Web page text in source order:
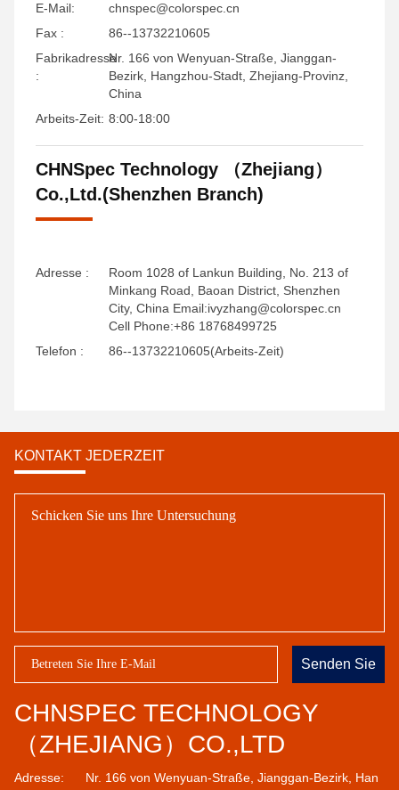
E-Mail:
chnspec@colorspec.cn
Fax :
86--13732210605
Fabrikadresse
:
Nr. 166 von Wenyuan-Straße, Jianggan-
Bezirk, Hangzhou-Stadt, Zhejiang-Provinz,
China
Arbeits-Zeit: 8:00-18:00
CHNSpec Technology （Zhejiang）
Co.,Ltd.(Shenzhen Branch)
Adresse :
Room 1028 of Lankun Building, No. 213 of
Minkang Road, Baoan District, Shenzhen
City, China Email:ivyzhang@colorspec.cn
Cell Phone:+86 18768499725
Telefon :
86--13732210605(Arbeits-Zeit)
KONTAKT JEDERZEIT
Senden Sie
CHNSPEC TECHNOLOGY
（ZHEJIANG）CO.,LTD
Adresse:
Nr. 166 von Wenyuan-Straße, Jianggan-Bezirk, Han